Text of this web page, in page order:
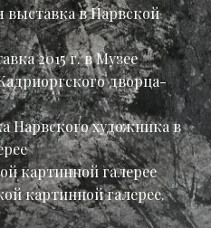
в Нарвской
2015 г. в Музее
дворца-
Нарвского художника в
картинной галерее
картинной галерее.